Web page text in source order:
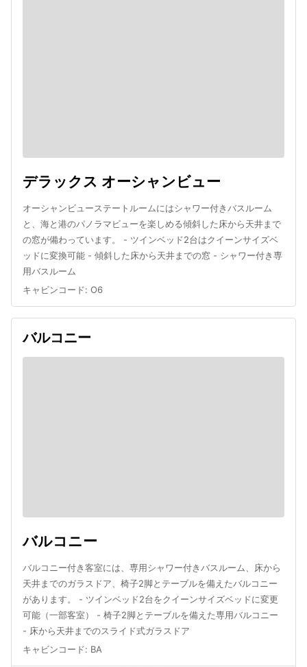
デラックス オーシャンビュー
オーシャンビューステートルームにはシャワー付きバスルーム
と、海と港のパノラマビューを楽しめる傾斜した床から天井まで
の窓が備わっています。 - ツインベッド2台はクイーンサイズベ
ッドに変換可能 - 傾斜した床から天井までの窓 - シャワー付き専
用バスルーム
キャビンコード: O6
バルコニー
バルコニー
バルコニー付き客室には、専用シャワー付きバスルーム、床から
天井までのガラスドア、椅子2脚とテーブルを備えたバルコニー
があります。 - ツインベッド2台をクイーンサイズベッドに変更
可能（一部客室） - 椅子2脚とテーブルを備えた専用バルコニー
- 床から天井までのスライド式ガラスドア
キャビンコード: BA